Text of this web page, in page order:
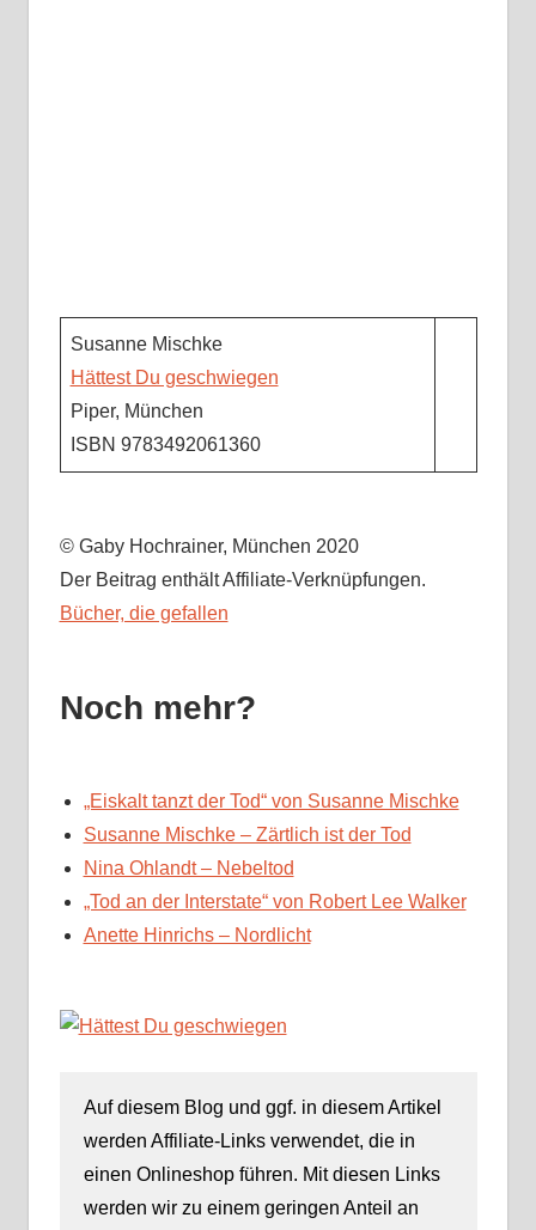
Susanne Mischke
Hättest Du geschwiegen
Piper, München
ISBN 9783492061360
© Gaby Hochrainer, München 2020
Der Beitrag enthält Affiliate-Verknüpfungen.
Bücher, die gefallen
Noch mehr?
„Eiskalt tanzt der Tod“ von Susanne Mischke
Susanne Mischke – Zärtlich ist der Tod
Nina Ohlandt – Nebeltod
„Tod an der Interstate“ von Robert Lee Walker
Anette Hinrichs – Nordlicht
Auf diesem Blog und ggf. in diesem Artikel
werden Affiliate-Links verwendet, die in
einen Onlineshop führen. Mit diesen Links
werden wir zu einem geringen Anteil an